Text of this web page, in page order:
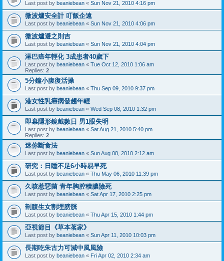
Last post by beaniebean « Sun Nov 21, 2010 4:16 pm
微波爐安全計 叮飯企遠
Last post by beaniebean « Sun Nov 21, 2010 4:06 pm
微波爐避之則吉
Last post by beaniebean « Sun Nov 21, 2010 4:04 pm
淋巴癌年輕化 3成患者40歲下
Last post by beaniebean « Tue Oct 12, 2010 1:06 am
Replies: 2
5分鐘小腹復活操
Last post by beaniebean « Thu Sep 09, 2010 9:37 pm
港女性乳癌病發趨年輕
Last post by beaniebean « Wed Sep 08, 2010 1:32 pm
即棄隱形鏡戴數日 男1眼失明
Last post by beaniebean « Sat Aug 21, 2010 5:40 pm
Replies: 2
迷你斷食法
Last post by beaniebean « Sun Aug 08, 2010 2:12 am
研究：日睡不足6小時易早死
Last post by beaniebean « Thu May 06, 2010 11:39 pm
久咳惹惡菌 青年胸腔積膿險死
Last post by beaniebean « Sat Apr 17, 2010 2:25 pm
剖腹生女割埋膀胱
Last post by beaniebean « Thu Apr 15, 2010 1:44 pm
亞視節目《草本茗家》
Last post by beaniebean « Sun Apr 11, 2010 10:03 pm
長期吃朱古力可減中風風險
Last post by beaniebean « Fri Apr 02, 2010 2:34 am